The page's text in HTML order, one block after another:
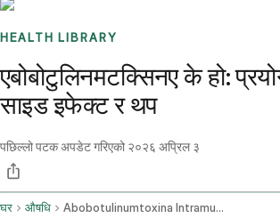
HEALTH LIBRARY
एबोबोटुलिनमटक्सिनए के हो:
साइड इफेक्ट र थप
पछिल्लो पटक अपडेट गरिएको २०२६ अप्रिल ३
घर औषधि Abobotulinumtoxina Intramuscular Route